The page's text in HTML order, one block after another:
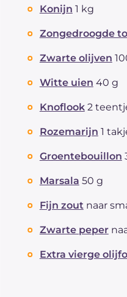
Konijn 1 kg
Zongedroogde
Zwarte olijven
Witte uien 40 g
Knoflook 2
Rozemarijn 1
Groentebouillon
Marsala 50 g
Fijn zout naar
Zwarte peper
Extra vierge